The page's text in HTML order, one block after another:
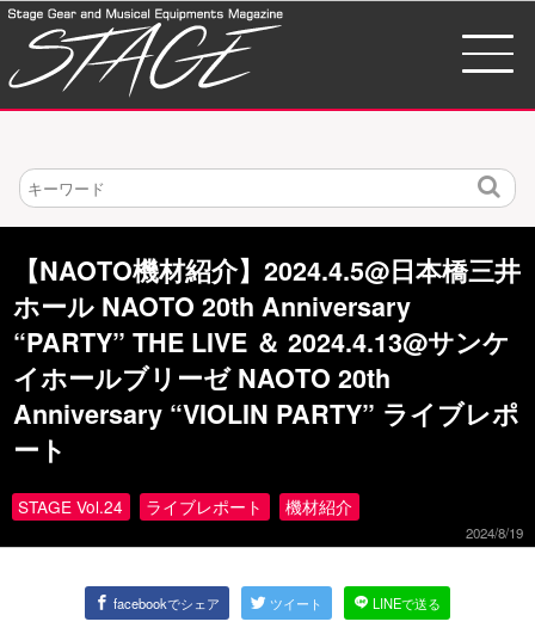
検
【NAOTO機材紹介】2024.4.5@日本橋三井
ホール NAOTO 20th Anniversary
“PARTY” THE LIVE ＆ 2024.4.13@サンケ
イホールブリーゼ NAOTO 20th
Anniversary “VIOLIN PARTY” ライブレポ
ート
STAGE Vol.24 ライブレポート 機材紹介
2024/8/19
facebookでシェア ツイート LINEで送る